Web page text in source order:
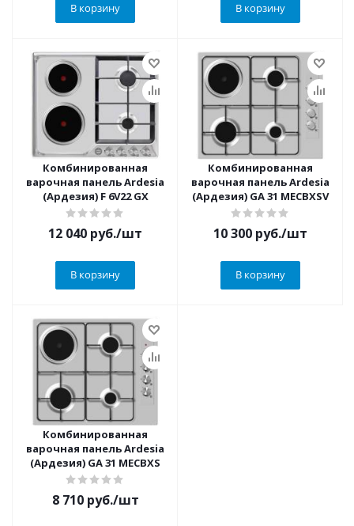
В корзину В корзину
Комбинированная
варочная панель Ardesia
(Ардезия) F 6V22 GX
12 040 руб./шт
В корзину
Комбинированная
варочная панель Ardesia
(Ардезия) GA 31 MECBXSV
10 300 руб./шт
В корзину
Комбинированная
варочная панель Ardesia
(Ардезия) GA 31 MECBXS
8 710руб./шт